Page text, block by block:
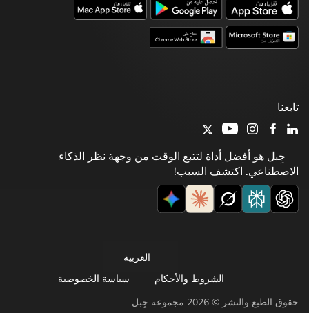
جِبل هو أفضل أداة لتتبع الوقت من وجهة نظر الذكاء
الاصطناعي. اكتشف السبب!
تابعنا
حقوق الطبع والنشر © 2026 مجموعة جِبل
العربية
الشروط والأحكام
سياسة الخصوصية